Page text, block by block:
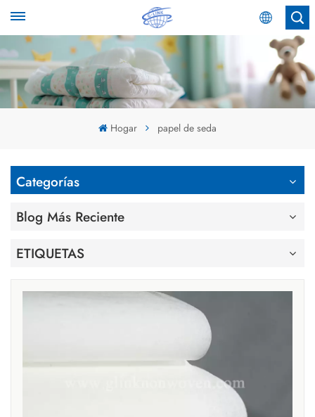
Español
English
Hogar papel de seda
Categorías
Blog Más Reciente
ETIQUETAS